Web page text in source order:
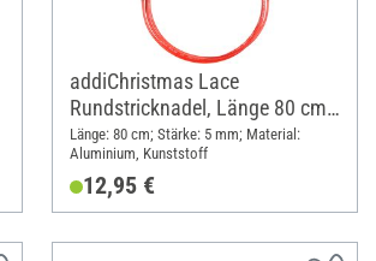
addiChristmas Lace
Rundstricknadel, Länge 80 cm,
Stärke 5
Länge: 80 cm; Stärke: 5 mm; Material:
Aluminium, Kunststoff
12,95 €